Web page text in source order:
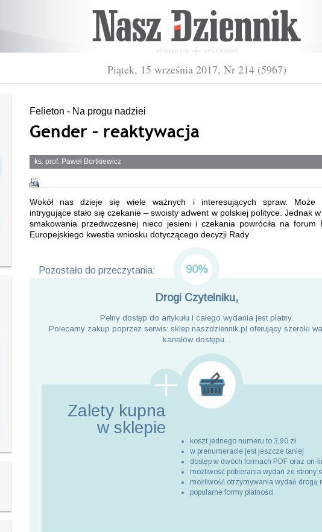
Piątek, 15 września 2017, Nr 214 (5967)
Felieton - Na progu nadziei
Gender – reaktywacja
ks. prof. Paweł Bortkiewicz
Wokół nas dzieje się wiele ważnych i interesujących spraw. Może
intrygujące stało się czekanie – swoisty adwent w polskiej polityce. Jednak
smakowania przedwczesnej nieco jesieni i czekania powróciła na forum
Europejskiego kwestia wniosku dotyczącego decyzji Rady
Pozostało do przeczytania: 90%
Drogi Czytelniku,
Pełny dostęp do artykułu i całego wydania jest płatny.
Polecamy zakup poprzez serwis: sklep.naszdziennik.pl oferujący szeroki
kanałów dostępu. .
Zalety kupna
w sklepie
koszt jednego numeru to 3,90 zł
w prenumeracie jest jeszcze taniej
dostęp w dwóch formach PDF oraz on-
możliwość pobierania wydań ze strony
możliwość otrzymywania wydań drogą
popularne formy płatności